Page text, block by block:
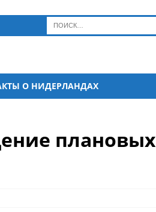
О НИДЕРЛАНДАХ
плановых